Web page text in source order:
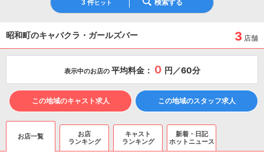
3 件ヒット 検索する
昭和町のキャバクラ・ガールズバー 3 店舗
表示中のお店の 平均料金： 0 円／60分
この地域のキャスト求人 この地域のスタッフ求人
お店一覧
お店
ランキング
キャスト
ランキング
新着・日記
ホットニュース